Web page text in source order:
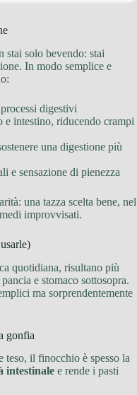
stai solo bevendo: stai
In modo semplice e
digestivi
e intestino, riducendo crampi
una digestione più
e sensazione di pienezza
una tazza scelta bene, nel
improvvisati.
quotidiana, risultano più
e stomaco sottosopra.
ma sorprendentemente
gonfia
teso, il finocchio è spesso la
intestinale e rende i pasti